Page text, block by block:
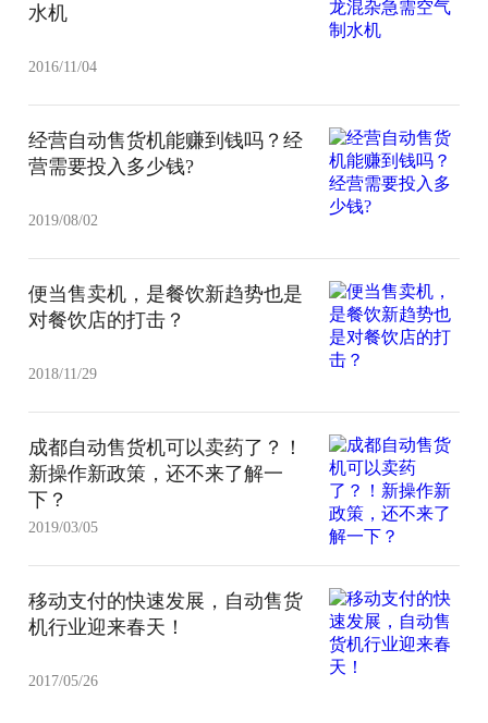
水机
2016/11/04
经营自动售货机能赚到钱吗？经
营需要投入多少钱?
2019/08/02
便当售卖机，是餐饮新趋势也是
对餐饮店的打击？
2018/11/29
成都自动售货机可以卖药了？！
新操作新政策，还不来了解一
下？
2019/03/05
移动支付的快速发展，自动售货
机行业迎来春天！
2017/05/26